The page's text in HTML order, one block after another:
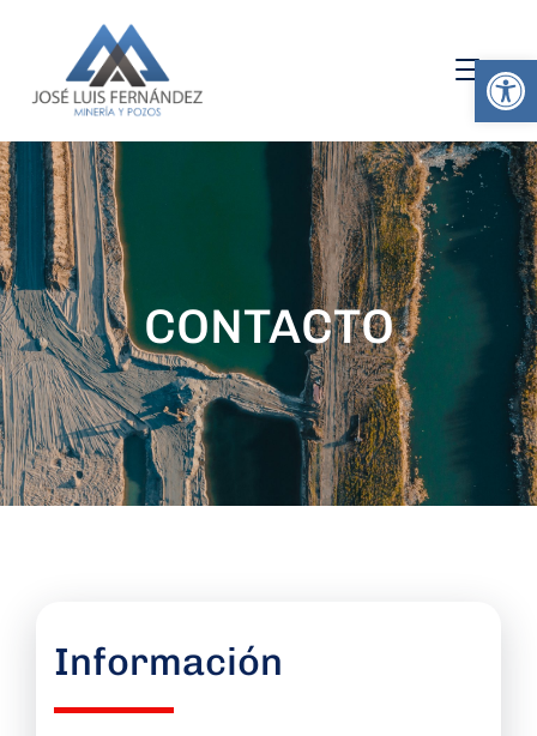
Abrir
CONTACTO
Información